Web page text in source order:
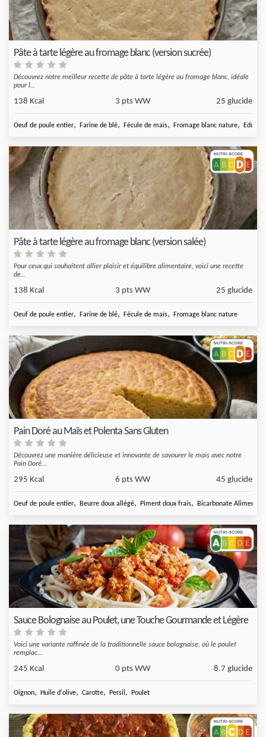
Pâte à tarte légère au fromage blanc (version sucrée)
Découvrez notre meilleur recette de pâte à tarte légère au fromage blanc, idéale
pour l...
138 Kcal 3 pts WW 25 glucide
Oeuf de poule entier, Farine de blé, Fécule de maïs, Fromage blanc nature,
Pâte à tarte légère au fromage blanc (version salée)
Pour ceux qui souhaitent allier plaisir et équilibre alimentaire, voici une recette
de...
138 Kcal 3 pts WW 25 glucide
Oeuf de poule entier, Farine de blé, Fécule de maïs, Fromage blanc nature
Pain Doré au Maïs et Polenta Sans Gluten
Découvrez une manière délicieuse et innovante de savourer le maïs avec notre
Pain Doré...
295 Kcal 6 pts WW 45 glucide
Oeuf de poule entier, Beurre doux allégé, Piment doux frais, Bicarbonate
Sauce Bolognaise au Poulet, une Touche Gourmande et Légère
Voici une variante raffinée de la traditionnelle sauce bolognaise, où le poulet
remplac...
245 Kcal 0 pts WW 8.7 glucide
Oignon, Huile d'olive, Carotte, Persil , Poulet